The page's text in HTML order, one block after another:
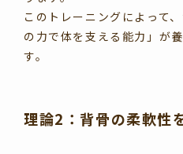
このトレーニングによって
の力で体を支える能力」が
す。
理論2：背骨の柔軟性